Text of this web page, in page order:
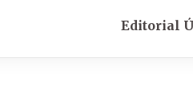
Editorial